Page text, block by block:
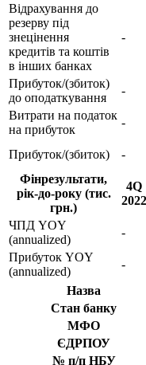
Відрахування до
резерву під
знецінення
кредитів та коштів
в інших банках
-
Прибуток/(збиток)
до оподаткування
-
Витрати на податок
на прибуток
-
Прибуток/(збиток) -
Фінрезультати,
рік-до-року (тис.
грн.)
4Q
2022
ЧПД YOY
(annualized)
-
Прибуток YOY
(annualized)
-
Назва
Стан банку
МФО
ЄДРПОУ
№ п/п НБУ